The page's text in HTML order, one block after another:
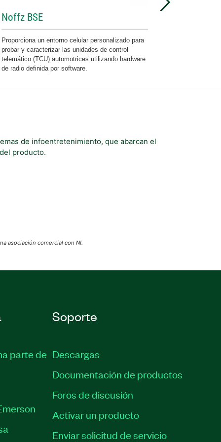
Noffz BSE
Proporciona un entorno celular personalizado para
probar y caracterizar las unidades de control
telemático (TCU) automotrices utilizando hardware
de radio definida por software.
de infoentretenimiento, que abarcan el
producto.
asociación comercial con NI.
parte de
Soporte
Descargas
Documentación de productos
Foros de discusión
Activar un producto
Enviar solicitud de servicio